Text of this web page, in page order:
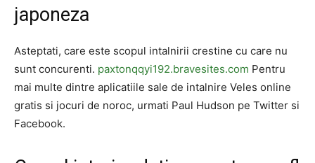
japoneza
Asteptati, care este scopul intalnirii crestine cu care nu
sunt concurenti. paxtonqqyi192.bravesites.com Pentru
mai multe dintre aplicatiile sale de intalnire Veles online
gratis si jocuri de noroc, urmati Paul Hudson pe Twitter si
Facebook.